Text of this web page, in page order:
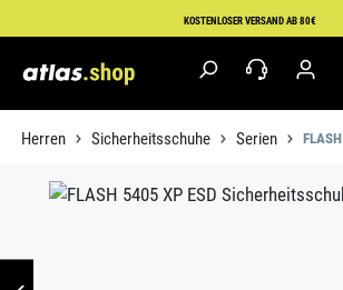
Zum Hauptinhalt springenKOSTENLOSER VERSAND AB 80€
Herren Sicherheitsschuhe Serien FLASH
Bildergalerie überspringen